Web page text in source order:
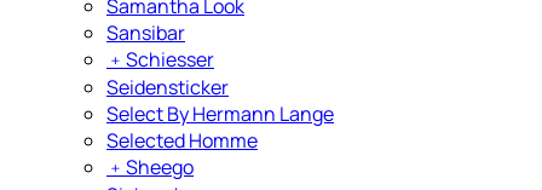
Samantha Look
Sansibar
﹢ Schiesser
Seidensticker
Select By Hermann Lange
Selected Homme
﹢ Sheego